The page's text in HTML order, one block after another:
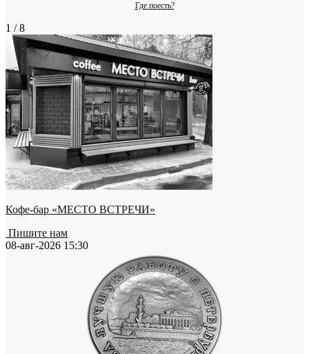
Где поесть?
1 / 8
Кофе-бар «МЕСТО ВСТРЕЧИ»
Пишите нам
08-авг-2026 15:30